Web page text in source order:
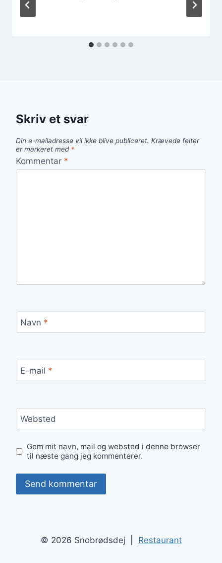
Skriv et svar
Din e-mailadresse vil ikke blive publiceret. Krævede felter
er markeret med *
Kommentar *
Navn *
E-mail *
Websted
Gem mit navn, mail og websted i denne browser
til næste gang jeg kommenterer.
© 2026 Snobrødsdej | Restaurant